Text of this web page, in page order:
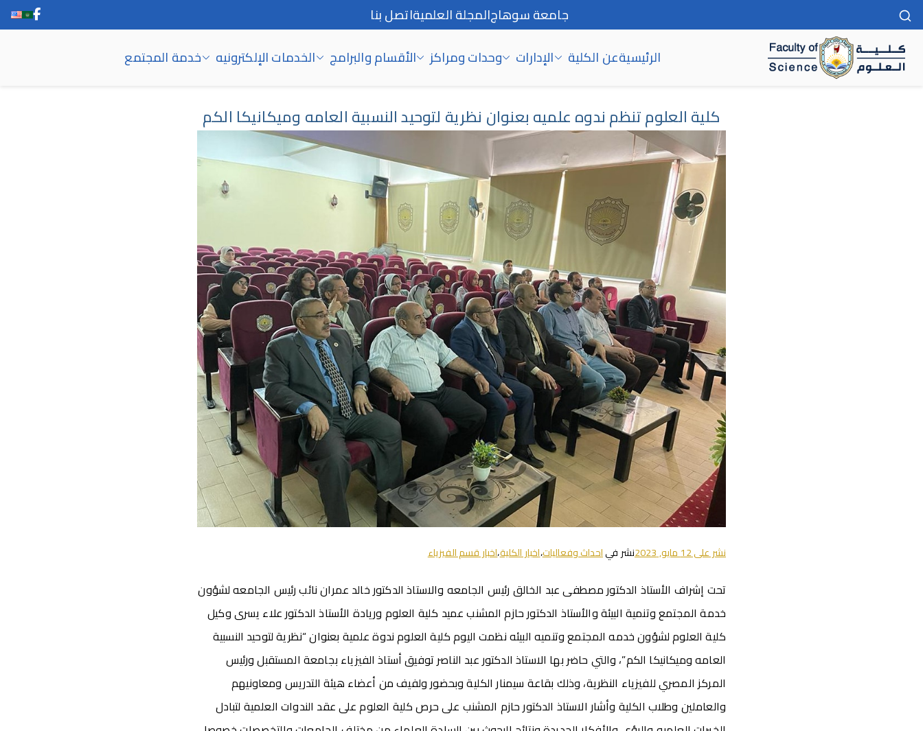
جامعة سوهاجالمجلة العلميةاتصل بنا
الرئيسيةعن الكلية الإدارات وحدات ومراكز الأقسام والبرامج الخدمات الإلكترونيه خدمة المجتمع
كلية العلوم تنظم ندوه علميه بعنوان نظرية لتوحيد النسبية العامه وميكانيكا الكم
نشر على12 مايو, 2023 نشر فياحداث وفعاليات،اخبار الكلية،اخبار قسم الفيزياء
تحت إشراف الأستاذ الدكتور مصطفى عبد الخالق رئيس الجامعه والاستاذ الدكتور خالد عمران نائب رئيس الجامعه لشؤون
خدمة المجتمع وتنمية البيئة والأستاذ الدكتور حازم المشنب عميد كلية العلوم وريادة الأستاذ الدكتور علاء يسرى وكيل
كلية العلوم لشؤون خدمه المجتمع وتنميه البيئه نظمت اليوم كلية العلوم ندوة علمية بعنوان “نظرية لتوحيد النسبية
العامه وميكانيكا الكم”، والتي حاضر بها الاستاذ الدكتور عبد الناصر توفيق أستاذ الفيزياء بجامعة المستقبل ورئيس
المركز المصري للفيزياء النظرية، وذلك بقاعة سيمنار الكلية وبحضور ولفيف من أعضاء هيئة التدريس ومعاونيهم
والعاملين وطلاب الكلية وأشار الاستاذ الدكتور حازم المشنب على حرص كلية العلوم على عقد الندوات العلمية لتبادل